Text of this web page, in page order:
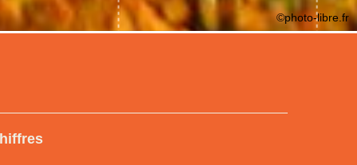
©photo-libre.fr